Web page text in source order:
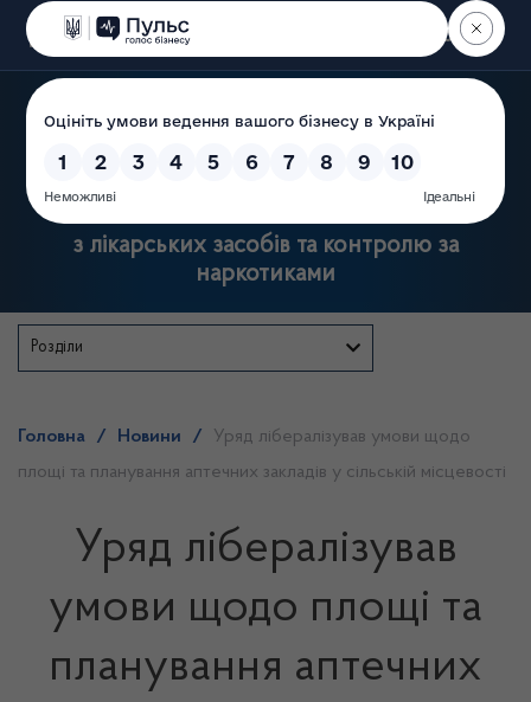
Пошук
Державна служба України
з лікарських засобів та контролю за
наркотиками
Розділи
Головна / Новини /
Уряд лібералізував умови щодо
площі та планування аптечних закладів у сільській місцевості
Уряд лібералізував
умови щодо площі та
планування аптечних